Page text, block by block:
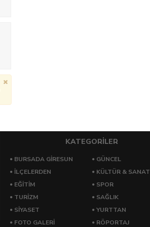
KATEGORİLER
BURSADA GİRESUN
GÜNCEL
İLÇELERDEN
KÜLTÜR & SANAT
EĞİTİM
SPOR
TURİZM
SAĞLIK
SİYASET
YURTTAN
FOTO GALERİ
RÖPORTAJ